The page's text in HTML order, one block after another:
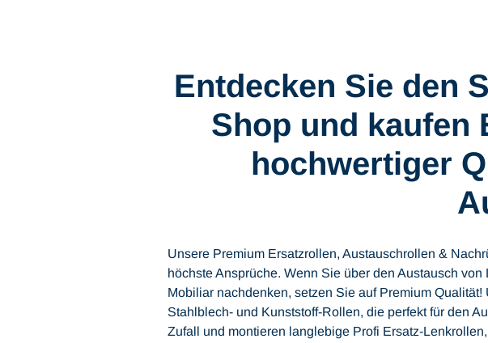
Entdecken Sie den
Shop und kaufen
hochwertiger
Unsere Premium Ersatzrollen, Austauschrollen &
höchste Ansprüche. Wenn Sie über den Austausch
Mobiliar nachdenken, setzen Sie auf Premium
Stahlblech- und Kunststoff-Rollen, die perfekt für den
Zufall und montieren langlebige Profi Ersatz-